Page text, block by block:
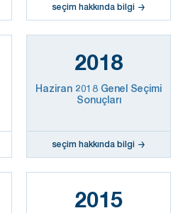
seçim hakkında bilgi
2018
Haziran 2018 Genel Seçimi
Sonuçları
seçim hakkında bilgi
2015